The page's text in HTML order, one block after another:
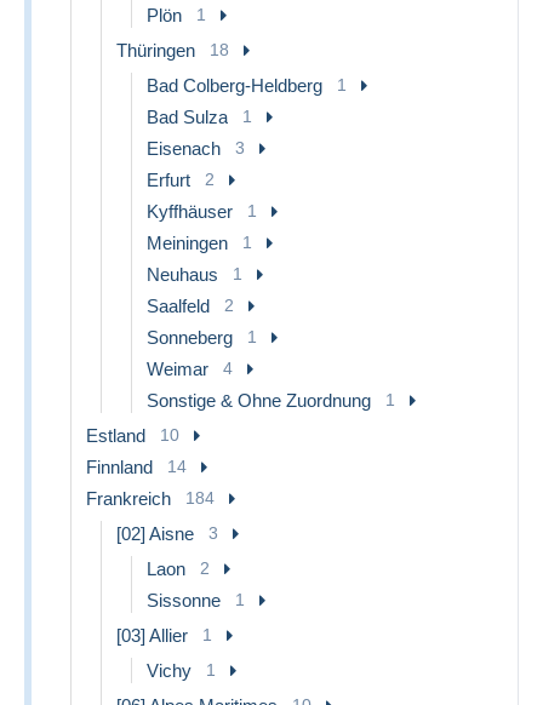
Plön 1
Thüringen 18
Bad Colberg-Heldberg 1
Bad Sulza 1
Eisenach 3
Erfurt 2
Kyffhäuser 1
Meiningen 1
Neuhaus 1
Saalfeld 2
Sonneberg 1
Weimar 4
Sonstige & Ohne Zuordnung 1
Estland 10
Finnland 14
Frankreich 184
[02] Aisne 3
Laon 2
Sissonne 1
[03] Allier 1
Vichy 1